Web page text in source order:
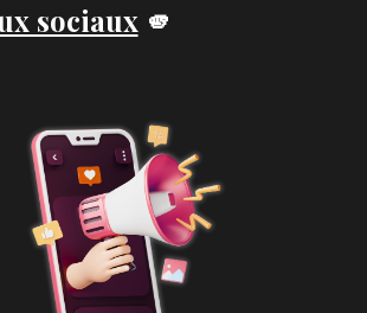
sociaux 🫵